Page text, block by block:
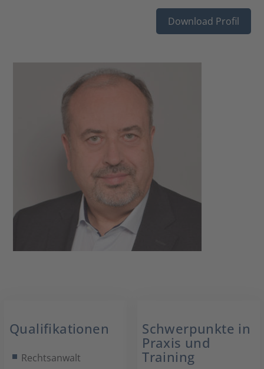
Download Profil
Qualifikationen
Rechtsanwalt
Schwerpunkte in
Praxis und
Training